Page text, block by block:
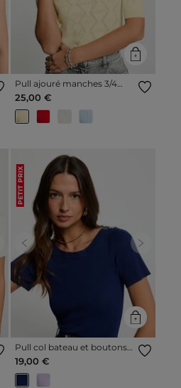
Pull ajouré manches 3/4
jaune pastel femme
25,00 €
PETIT PRIX
Previous Next
Pull col bateau et boutons
bleu marine femme
19,00 €